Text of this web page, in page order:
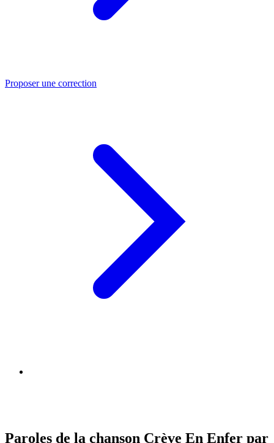
Proposer une correction
Paroles de la chanson Crève En Enfer par